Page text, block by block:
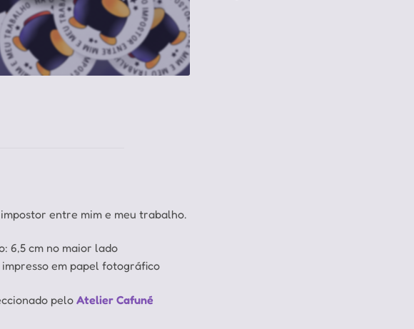
entre mim e meu trabalho.
6,5 cm no maior lado
em papel fotográfico
peloAtelier Cafuné